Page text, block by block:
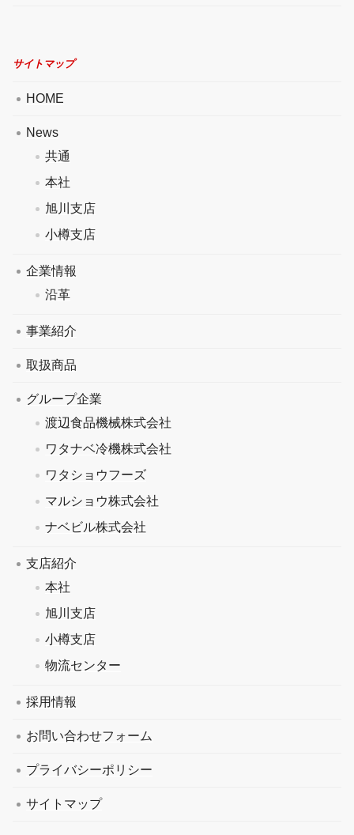
サイトマップ
HOME
News
共通
本社
旭川支店
小樽支店
企業情報
沿革
事業紹介
取扱商品
グループ企業
渡辺食品機械株式会社
ワタナベ冷機株式会社
ワタショウフーズ
マルショウ株式会社
ナベビル株式会社
支店紹介
本社
旭川支店
小樽支店
物流センター
採用情報
お問い合わせフォーム
プライバシーポリシー
サイトマップ